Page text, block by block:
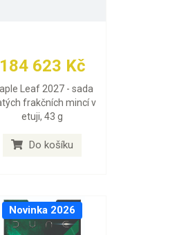
184 623 Kč
Leaf 2027 - sada
frakčních mincí v
etuji, 43 g
Do košíku
Novinka 2026